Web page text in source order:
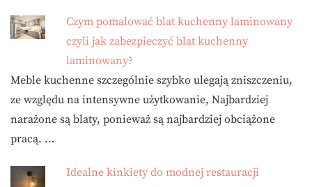
Czym pomalować blat kuchenny laminowany
czyli jak zabezpieczyć blat kuchenny
laminowany?
Meble kuchenne szczególnie szybko ulegają zniszczeniu,
ze względu na intensywne użytkowanie, Najbardziej
narażone są blaty, ponieważ są najbardziej obciążone
pracą. …
Idealne kinkiety do modnej restauracji